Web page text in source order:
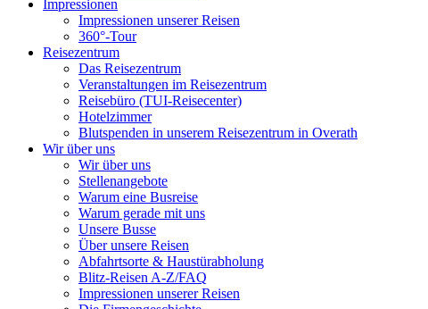
Impressionen
Impressionen unserer Reisen
360°-Tour
Reisezentrum
Das Reisezentrum
Veranstaltungen im Reisezentrum
Reisebüro (TUI-Reisecenter)
Hotelzimmer
Blutspenden in unserem Reisezentrum in Overath
Wir über uns
Wir über uns
Stellenangebote
Warum eine Busreise
Warum gerade mit uns
Unsere Busse
Über unsere Reisen
Abfahrtsorte & Haustürabholung
Blitz-Reisen A-Z/FAQ
Impressionen unserer Reisen